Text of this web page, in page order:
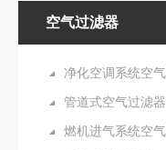
空气过滤器
净化空调系统空
管道式空气过滤器
燃机进气系统空